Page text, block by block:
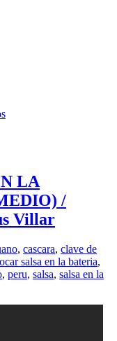
LA
/
Villar
, cascara, clave de
salsa en la bateria,
, peru, salsa, salsa en la